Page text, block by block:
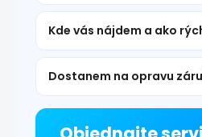
Kde vás nájdem a ako
Dostanem na opravu